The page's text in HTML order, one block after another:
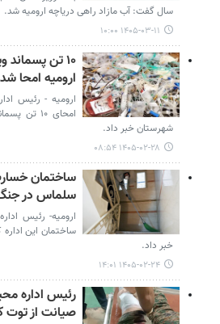
سال گفت: آب مازاد راهی دریاچه ارومیه شد.
۱۴۰۵-۰۳-۱۱ ۱۰:۰۰
۱۰ تن
ارومیه امحا شد
ارومیه - رئیس
امحای ۱۰
شهرستان خبر داد.
۱۴۰۵-۰۲-۲۸ ۰۸:۵۴
ساختمان
سلماس در
ارومیه- رئیس
ساختمان این
خبر داد.
۱۴۰۵-۰۲-۲۴ ۱۴:۰۱
رئیس اداره
صیانت از